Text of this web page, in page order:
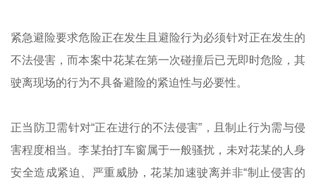
紧急避险要求危险正在发生且避险行为必须针对正在发生的
不法侵害，而本案中花某在第一次碰撞后已无即时危险，其
驶离现场的行为不具备避险的紧迫性与必要性。
正当防卫需针对“正在进行的不法侵害”，且制止行为需与侵
害程度相当。李某拍打车窗属于一般骚扰，未对花某的人身
安全造成紧迫、严重威胁，花某加速驶离并非“制止侵害的